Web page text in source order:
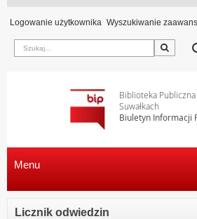
Logowanie użytkownika Wyszukiwanie
Szukaj
Biblioteka
Suwałkach
Biuletyn Informacji
Menu
Licznik odwiedzin